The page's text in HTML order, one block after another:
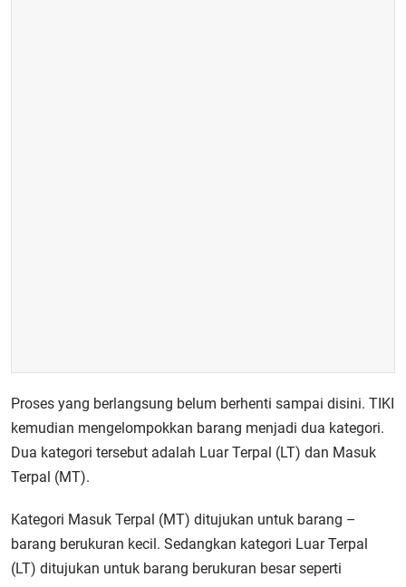
Proses yang berlangsung belum berhenti sampai disini. TIKI
kemudian mengelompokkan barang menjadi dua kategori.
Dua kategori tersebut adalah Luar Terpal (LT) dan Masuk
Terpal (MT).
Kategori Masuk Terpal (MT) ditujukan untuk barang –
barang berukuran kecil. Sedangkan kategori Luar Terpal
(LT) ditujukan untuk barang berukuran besar seperti